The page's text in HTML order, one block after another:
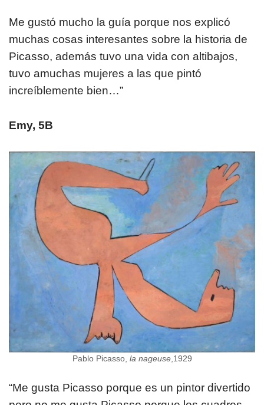
Me gustó mucho la guía porque nos explicó
muchas cosas interesantes sobre la historia de
Picasso, además tuvo una vida con altibajos,
tuvo amuchas mujeres a las que pintó
increíblemente bien…”
Emy, 5B
Pablo Picasso, la nageuse,1929
“Me gusta Picasso porque es un pintor divertido